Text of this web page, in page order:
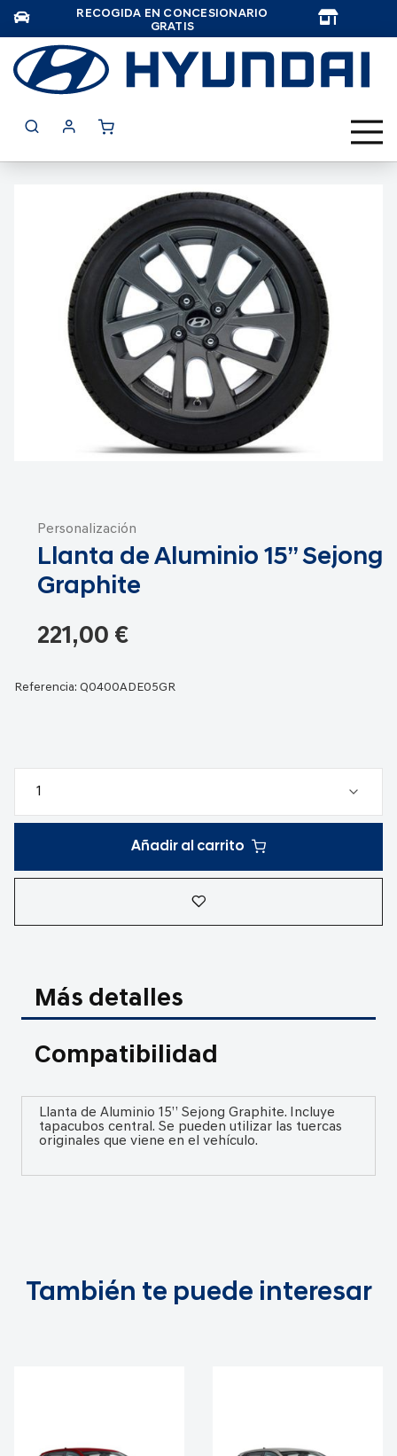
RECOGIDA EN CONCESIONARIO
GRATIS
Personalización
Llanta de Aluminio 15” Sejong
Graphite
221,00 €
Referencia: Q0400ADE05GR
Añadir al carrito
imágenes
comienzo
galería
imágenes
Más detalles
Compatibilidad
Llanta de Aluminio 15” Sejong Graphite. Incluye
tapacubos central. Se pueden utilizar las tuercas
originales que viene en el vehículo.
También te puede interesar